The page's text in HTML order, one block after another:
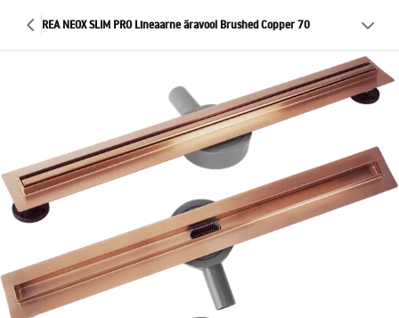
REA NEOX SLIM PRO Lineaarne äravool Brushed Copper 70